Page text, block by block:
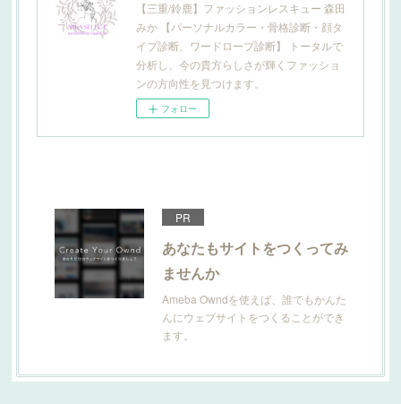
【三重/鈴鹿】ファッションレスキュー 森田
みか 【パーソナルカラー・骨格診断・顔タ
イプ診断、ワードローブ診断】 トータルで
分析し、今の貴方らしさが輝くファッショ
ンの方向性を見つけます。
フォロー
PR
あなたもサイトをつくってみ
ませんか
Ameba Owndを使えば、誰でもかんた
んにウェブサイトをつくることができ
ます。